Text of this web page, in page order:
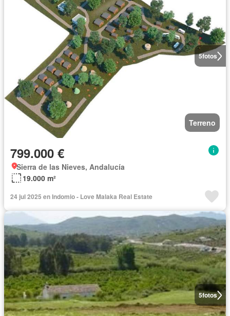
5fotos
Terreno
799.000 €
Sierra de las Nieves, Andalucía
19.000 m²
24 jul 2025 en Indomio - Love Malaka Real Estate
5fotos